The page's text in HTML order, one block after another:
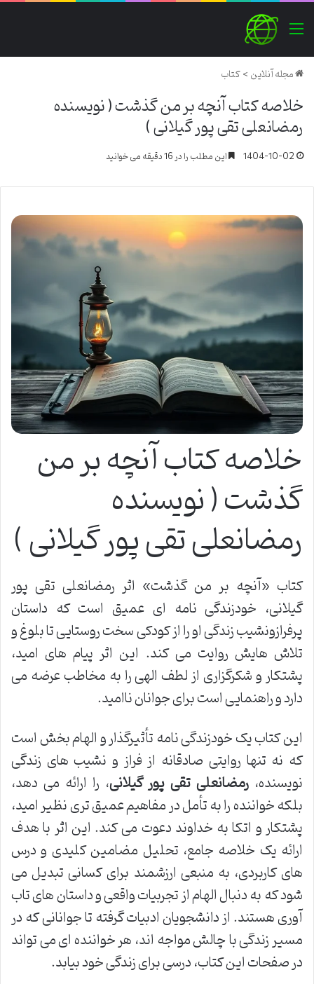
منو
مجله آنلاین>کتاب
خلاصه کتاب آنچه بر من گذشت ( نویسنده
رمضانعلی تقی پور گیلانی )
1404-10-02 این مطلب را در 16 دقیقه می خوانید
خلاصه کتاب آنچه بر من
گذشت ( نویسنده
رمضانعلی تقی پور گیلانی )
کتاب «آنچه بر من گذشت» اثر رمضانعلی تقی پور
گیلانی، خودزندگی نامه ای عمیق است که داستان
پرفرازونشیب زندگی او را از کودکی سخت روستایی تا بلوغ و
تلاش هایش روایت می کند. این اثر پیام های امید،
پشتکار و شکرگزاری از لطف الهی را به مخاطب عرضه می
دارد و راهنمایی است برای جوانان ناامید.
این کتاب یک خودزندگی نامه تأثیرگذار و الهام بخش است
که نه تنها روایتی صادقانه از فراز و نشیب های زندگی
نویسنده، رمضانعلی تقی پور گیلانی، را ارائه می دهد،
بلکه خواننده را به تأمل در مفاهیم عمیق تری نظیر امید،
پشتکار و اتکا به خداوند دعوت می کند. این اثر با هدف
ارائه یک خلاصه جامع، تحلیل مضامین کلیدی و درس
های کاربردی، به منبعی ارزشمند برای کسانی تبدیل می
شود که به دنبال الهام از تجربیات واقعی و داستان های تاب
آوری هستند. از دانشجویان ادبیات گرفته تا جوانانی که در
مسیر زندگی با چالش مواجه اند، هر خواننده ای می تواند
در صفحات این کتاب، درسی برای زندگی خود بیابد.